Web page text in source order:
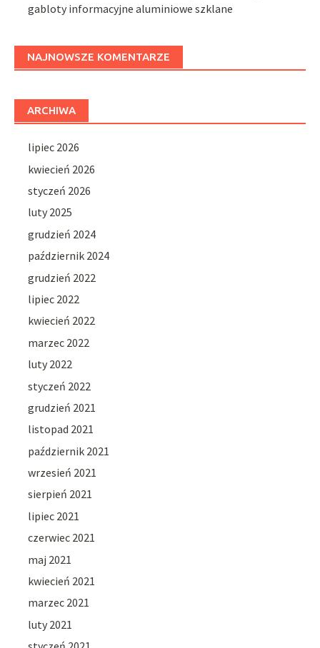
gabloty informacyjne aluminiowe szklane
NAJNOWSZE KOMENTARZE
ARCHIWA
lipiec 2026
kwiecień 2026
styczeń 2026
luty 2025
grudzień 2024
październik 2024
grudzień 2022
lipiec 2022
kwiecień 2022
marzec 2022
luty 2022
styczeń 2022
grudzień 2021
listopad 2021
październik 2021
wrzesień 2021
sierpień 2021
lipiec 2021
czerwiec 2021
maj 2021
kwiecień 2021
marzec 2021
luty 2021